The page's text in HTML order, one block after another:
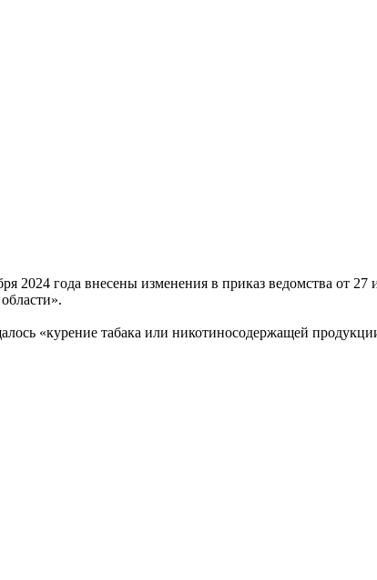
2024 года внесены изменения в приказ ведомства от
«курение табака или никотиносодержащей